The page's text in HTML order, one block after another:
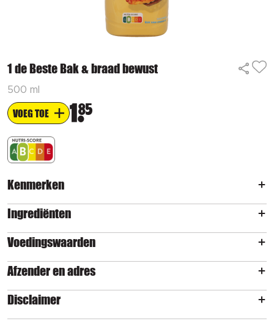
1 de Beste Bak & braad bewust
500 ml
VOEG TOE 1 85
Kenmerken
Ingrediënten
Voedingswaarden
Afzender en adres
Disclaimer